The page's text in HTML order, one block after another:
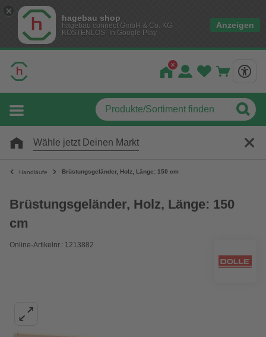
hagebau shop
hagebau connect GmbH & Co. KG
KOSTENLOS- In Google Play
Anzeigen
Wähle jetzt Deinen Markt
Handläufe Brüstungsgeländer, Holz, Länge: 150 cm
Brüstungsgeländer, Holz, Länge: 150
cm
Online-Artikelnr.: 1213882